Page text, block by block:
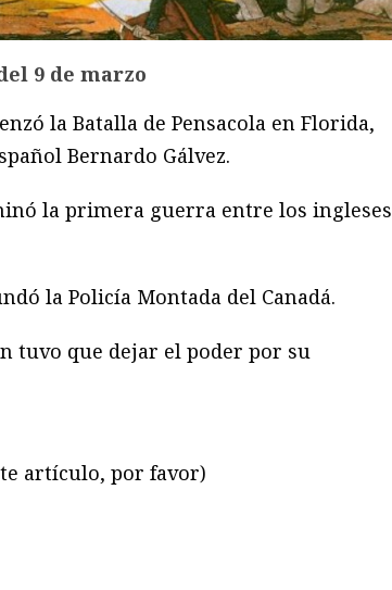
9 de marzo
la Batalla de Pensacola en Florida,
Bernardo Gálvez.
la primera guerra entre los ingleses
la Policía Montada del Canadá.
tuvo que dejar el poder por su
artículo, por favor)